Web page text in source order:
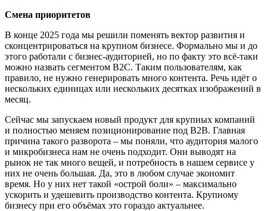
Смена приоритетов
В конце 2025 года мы решили поменять вектор развития и
сконцентрироваться на крупном бизнесе. Формально мы и до
этого работали с бизнес-аудиторией, но по факту это всё-таки
можно назвать сегментом В2С. Таким пользователям, как
правило, не нужно генерировать много контента. Речь идёт о
нескольких единицах или нескольких десятках изображений в
месяц.
Сейчас мы запускаем новый продукт для крупных компаний
и полностью меняем позиционирование под В2В. Главная
причина такого разворота – мы поняли, что аудитория малого
и микробизнеса нам не очень подходит. Они выводят на
рынок не так много вещей, и потребность в нашем сервисе у
них не очень большая. Да, это в любом случае экономит
время. Но у них нет такой «острой боли» – максимально
ускорить и удешевить производство контента. Крупному
бизнесу при его объёмах это гораздо актуальнее.